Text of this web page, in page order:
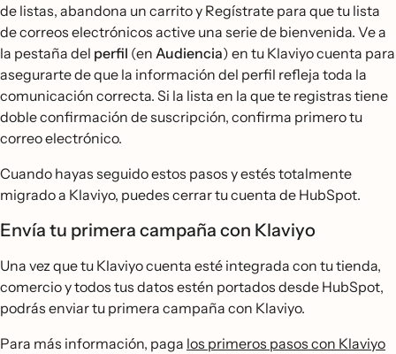
de listas, abandona un carrito y Regístrate para que tu lista
de correos electrónicos active una serie de bienvenida. Ve a
la pestaña del perfil (en Audiencia) en tu Klaviyo cuenta para
asegurarte de que la información del perfil refleja toda la
comunicación correcta. Si la lista en la que te registras tiene
doble confirmación de suscripción, confirma primero tu
correo electrónico.
Cuando hayas seguido estos pasos y estés totalmente
migrado a Klaviyo, puedes cerrar tu cuenta de HubSpot.
Envía tu primera campaña con Klaviyo
Una vez que tu Klaviyo cuenta esté integrada con tu tienda,
comercio y todos tus datos estén portados desde HubSpot,
podrás enviar tu primera campaña con Klaviyo.
Para más información, paga los primeros pasos con Klaviyo